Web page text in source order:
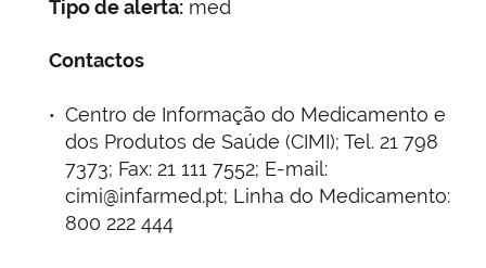
Tipo de alerta: med
Contactos
Centro de Informação do Medicamento e
dos Produtos de Saúde (CIMI); Tel. 21 798
7373; Fax: 21 111 7552; E-mail:
cimi@infarmed.pt; Linha do Medicamento:
800 222 444